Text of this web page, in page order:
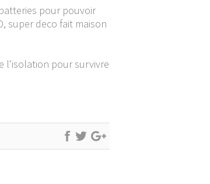
pour pouvoir
super deco fait maison
l'isolation pour survivre